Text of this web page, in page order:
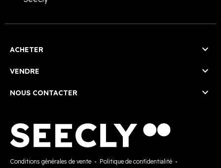
ACHETER 
VENDRE 
NOUS CONTACTER 
Conditions générales de vente - Politique de confidentialité -